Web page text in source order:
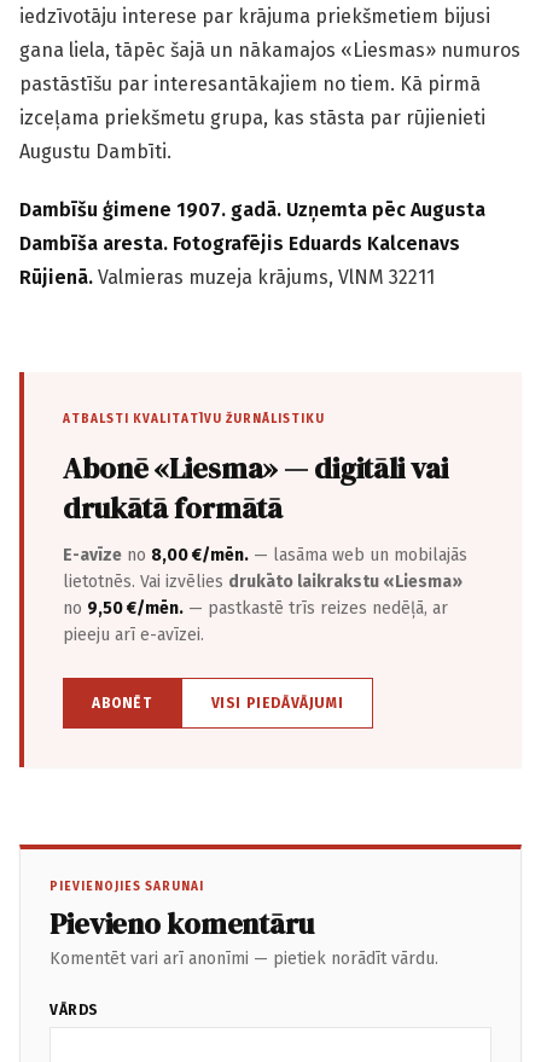
iedzīvotāju interese par krājuma priekšmetiem bijusi
gana liela, tāpēc šajā un nākamajos «Liesmas» numuros
pastāstīšu par interesantākajiem no tiem. Kā pirmā
izceļama priekšmetu grupa, kas stāsta par rūjienieti
Augustu Dambīti.
Dambīšu ģimene 1907. gadā. Uzņemta pēc Augusta
Dambīša aresta. Fotografējis Eduards Kalcenavs
Rūjienā. Valmieras muzeja krājums, VlNM 32211
ATBALSTI KVALITATĪVU ŽURNĀLISTIKU
Abonē «Liesma» — digitāli vai
drukātā formātā
E-avīze no 8,00 €/mēn. — lasāma web un mobilajās
lietotnēs. Vai izvēlies drukāto laikrakstu «Liesma»
no 9,50 €/mēn. — pastkastē trīs reizes nedēļā, ar
pieeju arī e-avīzei.
ABONĒT VISI PIEDĀVĀJUMI
PIEVIENOJIES SARUNAI
Pievieno komentāru
Komentēt vari arī anonīmi — pietiek norādīt vārdu.
VĀRDS